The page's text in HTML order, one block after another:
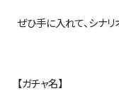
ぜひ手に入れて、シナリ
【ガチャ名】